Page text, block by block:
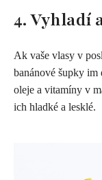
4. Vyhladí
Ak vaše vlasy v
banánové šupky
oleje a vitamíny v
ich hladké a lesklé.